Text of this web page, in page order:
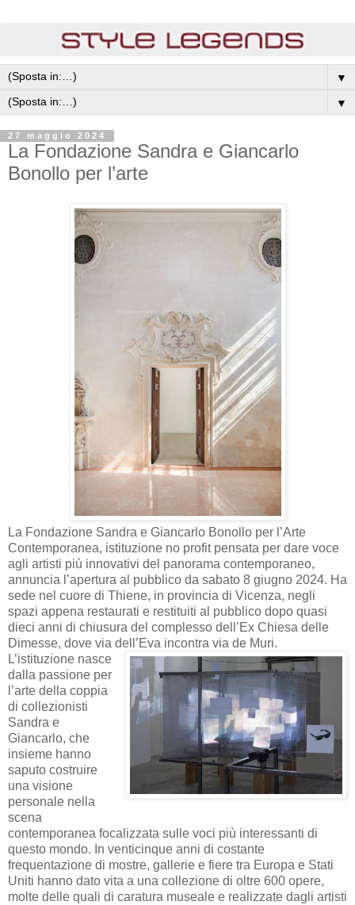
▼
▼
27 maggio 2024
La Fondazione Sandra e Giancarlo
Bonollo per l’arte
La Fondazione Sandra e Giancarlo Bonollo per l’Arte
Contemporanea, istituzione no profit pensata per dare voce
agli artisti più innovativi del panorama contemporaneo,
annuncia l’apertura al pubblico da sabato 8 giugno 2024. Ha
sede nel cuore di Thiene, in provincia di Vicenza, negli
spazi appena restaurati e restituiti al pubblico dopo quasi
dieci anni di chiusura del complesso dell’Ex Chiesa delle
Dimesse, dove via dell’Eva incontra via de Muri.
L’istituzione nasce
dalla passione per
l’arte della coppia
di collezionisti
Sandra e
Giancarlo, che
insieme hanno
saputo costruire
una visione
personale nella
scena
contemporanea focalizzata sulle voci più interessanti di
questo mondo. In venticinque anni di costante
frequentazione di mostre, gallerie e fiere tra Europa e Stati
Uniti hanno dato vita a una collezione di oltre 600 opere,
molte delle quali di caratura museale e realizzate dagli artisti